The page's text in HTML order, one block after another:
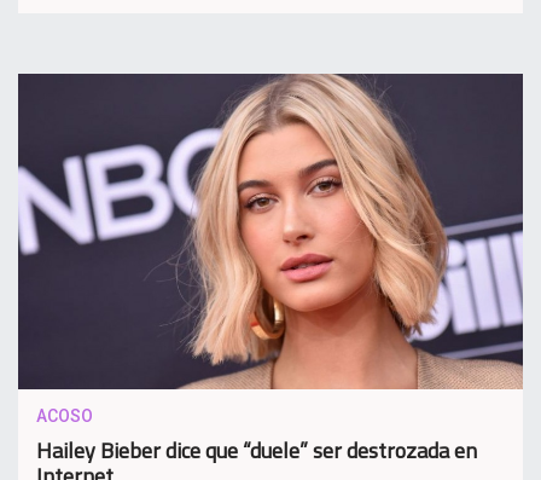
ACOSO
Hailey Bieber dice que “duele” ser destrozada en